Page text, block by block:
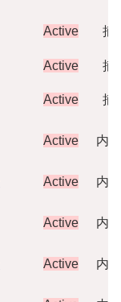
Active 捕
Active 捕
Active 捕
Active 内
Active 内
Active 内
Active 内